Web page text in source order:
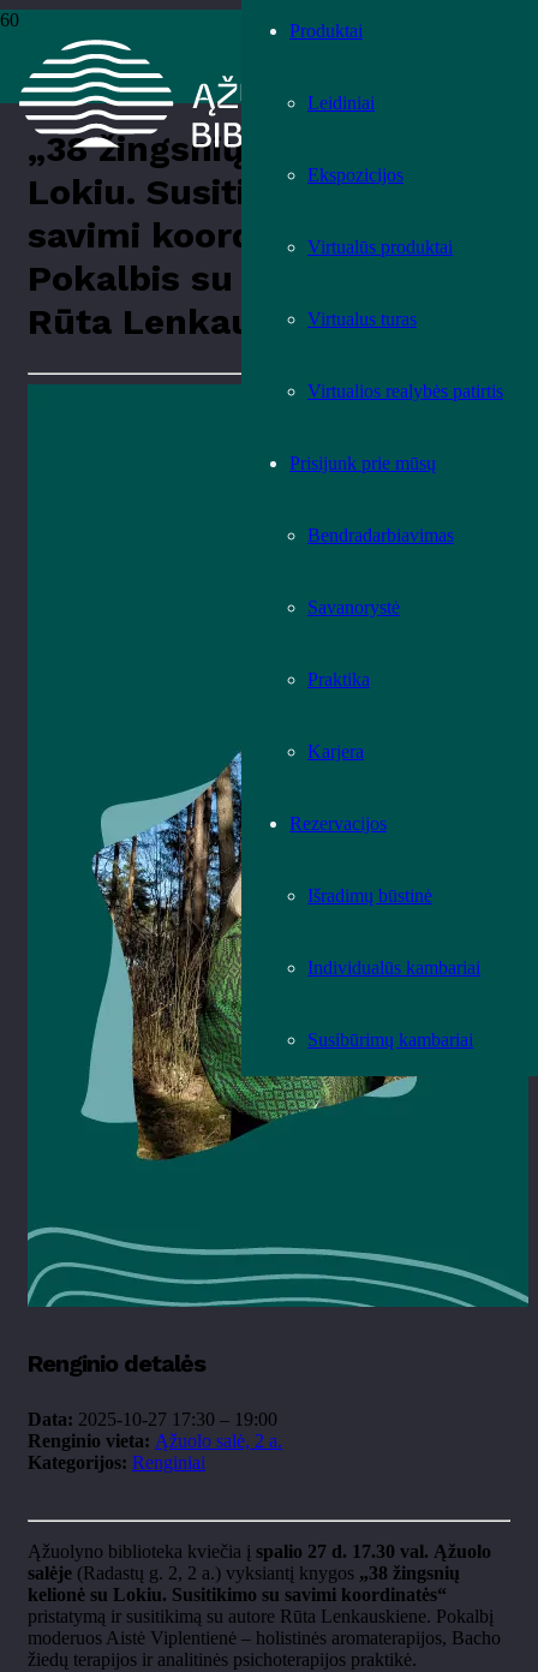
Produktai
Leidiniai
Ekspozicijos
Virtualūs produktai
Virtualus turas
Virtualios realybės patirtis
Prisijunk prie mūsų
Bendradarbiavimas
Savanorystė
Praktika
Karjera
Rezervacijos
Išradimų būstinė
Individualūs kambariai
Susibūrimų kambariai
„38 žingsnių kelionė su Lokiu.
Susitikimo su savimi koordinatės“. Pokalbis su knygos autore Rūta
Lenkauskiene
„38 žingsnių kelionė su
Lokiu. Susitikimo su
savimi koordinatės“.
Pokalbis su knygos autore
Rūta Lenkauskiene
Renginio detalės
Data: 2025-10-27 17:30 – 19:00
Renginio vieta: Ąžuolo salė, 2 a.
Kategorijos: Renginiai
Ąžuolyno biblioteka kviečia į spalio 27 d. 17.30 val. Ąžuolo
salėje (Radastų g. 2, 2 a.) vyksiantį knygos „38 žingsnių
kelionė su Lokiu. Susitikimo su savimi koordinatės“
pristatymą ir susitikimą su autore Rūta Lenkauskiene. Pokalbį
moderuos Aistė Viplentienė – holistinės aromaterapijos, Bacho
žiedų terapijos ir analitinės psichoterapijos praktikė.